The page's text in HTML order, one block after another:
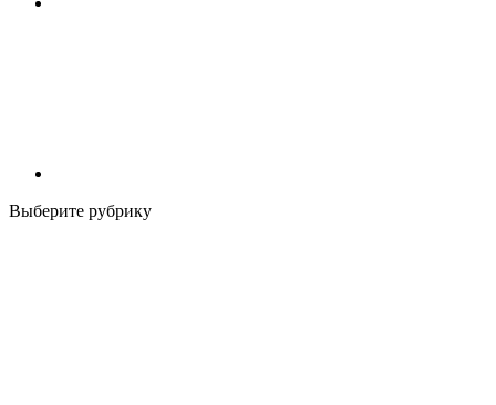
Выберите рубрику